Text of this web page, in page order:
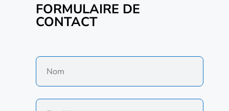
FORMULAIRE DE
CONTACT